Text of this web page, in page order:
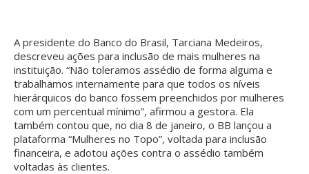
A presidente do Banco do Brasil, Tarciana Medeiros,
descreveu ações para inclusão de mais mulheres na
instituição. “Não toleramos assédio de forma alguma e
trabalhamos internamente para que todos os níveis
hierárquicos do banco fossem preenchidos por mulheres
com um percentual mínimo”, afirmou a gestora. Ela
também contou que, no dia 8 de janeiro, o BB lançou a
plataforma “Mulheres no Topo”, voltada para inclusão
financeira, e adotou ações contra o assédio também
voltadas às clientes.